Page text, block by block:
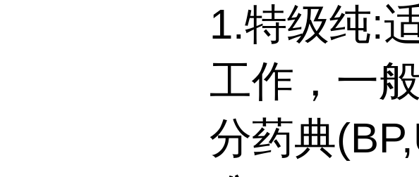
1.特级纯:
工作，一
分药典